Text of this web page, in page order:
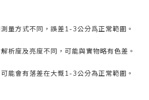
量方式不同，誤差1-3公分爲正常範圍。
析度及亮度不同，可能與實物略有色差。
能會有落差在大慨1-3公分為正常範圍。